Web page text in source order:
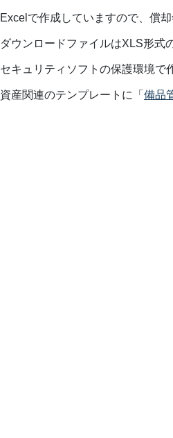
Excelで作成していますので、償
ダウンロードファイルはXLS形式
セキュリティソフトの保護環境で
資産関連のテンプレートに「 備品